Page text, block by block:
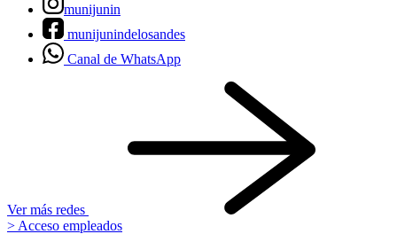
munijunin
munijunindelosandes
Canal de WhatsApp
Ver más redes
> Acceso empleados